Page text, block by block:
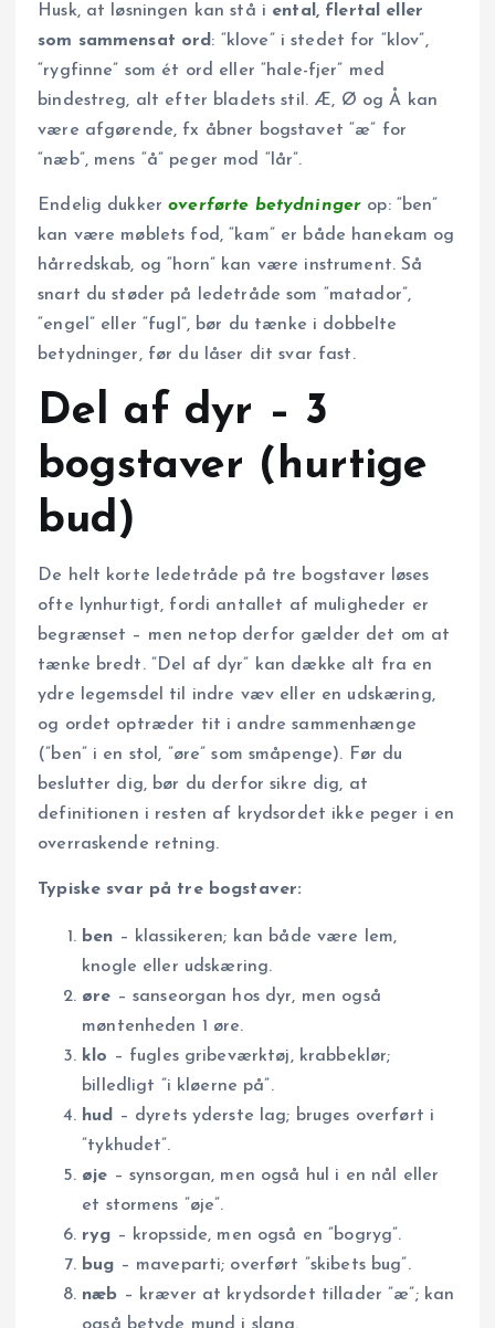
Husk, at løsningen kan stå i ental, flertal eller
som sammensat ord : “klove” i stedet for “klov”,
“rygfinne” som ét ord eller “hale-fjer” med
bindestreg, alt efter bladets stil. Æ, Ø og Å kan
være afgørende, fx åbner bogstavet “æ” for
“næb”, mens “å” peger mod “lår”.
Endelig dukkeroverførte betydninger op: “ben”
kan være møblets fod, “kam” er både hanekam og
hårredskab, og “horn” kan være instrument. Så
snart du støder på ledetråde som “matador”,
“engel” eller “fugl”, bør du tænke i dobbelte
betydninger, før du låser dit svar fast.
Del af dyr – 3
bogstaver (hurtige
bud)
De helt korte ledetråde på tre bogstaver løses
ofte lynhurtigt, fordi antallet af muligheder er
begrænset – men netop derfor gælder det om at
tænke bredt. ”Del af dyr” kan dække alt fra en
ydre legemsdel til indre væv eller en udskæring,
og ordet optræder tit i andre sammenhænge
(”ben” i en stol, ”øre” som småpenge). Før du
beslutter dig, bør du derfor sikre dig, at
definitionen i resten af krydsordet ikke peger i en
overraskende retning.
Typiske svar på tre bogstaver:
ben – klassikeren; kan både være lem,
knogle eller udskæring.
øre – sanseorgan hos dyr, men også
møntenheden 1 øre.
klo – fugles gribeværktøj, krabbeklør;
billedligt ”i kløerne på”.
hud – dyrets yderste lag; bruges overført i
”tykhudet”.
øje – synsorgan, men også hul i en nål eller
et stormens ”øje”.
ryg – kropsside, men også en ”bogryg”.
bug – maveparti; overført ”skibets bug”.
næb – kræver at krydsordet tillader ”æ”; kan